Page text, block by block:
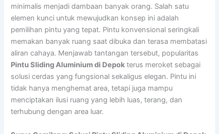
minimalis menjadi dambaan banyak orang. Salah satu
elemen kunci untuk mewujudkan konsep ini adalah
pemilihan pintu yang tepat. Pintu konvensional seringkali
memakan banyak ruang saat dibuka dan terasa membatasi
aliran cahaya. Menjawab tantangan tersebut, popularitas
Pintu Sliding Aluminium di Depok terus meroket sebagai
solusi cerdas yang fungsional sekaligus elegan. Pintu ini
tidak hanya menghemat area, tetapi juga mampu
menciptakan ilusi ruang yang lebih luas, terang, dan
terhubung dengan area luar.